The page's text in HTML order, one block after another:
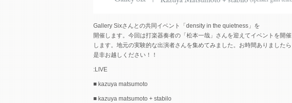
Gallery Sixさんとの共同イベント「density in the quietness」を
開催します。今回は打楽器奏者の「松本一哉」さんを迎えてイベントを開催
します。地元の実験的な出演者さんを集めてみました。お時間ありましたら
是非お越しください！！
:LIVE
■ kazuya matsumoto
■ kazuya matsumoto + stabilo